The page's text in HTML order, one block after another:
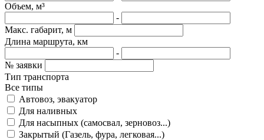
Объем, м³
-
Макс. габарит, м
Длина маршрута, км
-
№ заявки
Тип транспорта
Все типы
Автовоз, эвакуатор
Для наливных
Для насыпных (самосвал, зерновоз...)
Закрытый (Газель, фура, легковая...)